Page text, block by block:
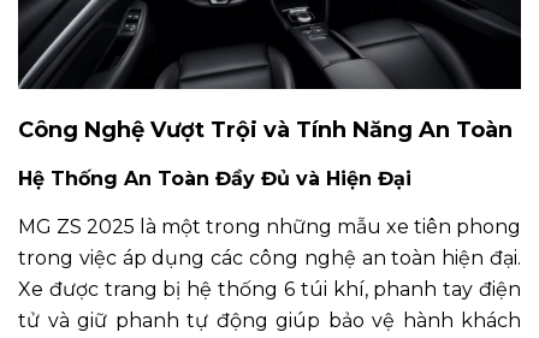
Công Nghệ Vượt Trội và Tính Năng An Toàn
Hệ Thống An Toàn Đầy Đủ và Hiện Đại
MG ZS 2025 là một trong những mẫu xe tiên phong
trong việc áp dụng các công nghệ an toàn hiện đại.
Xe được trang bị hệ thống 6 túi khí, phanh tay điện
tử và giữ phanh tự động giúp bảo vệ hành khách